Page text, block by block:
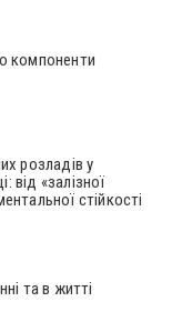
компоненти
розладів у
від «залізної
стійкості
та в житті